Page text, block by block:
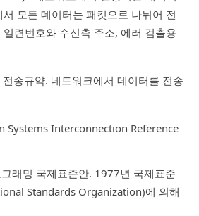
모든 데이터는 패킷으로 나뉘어 전
련번호와 수신측 주소, 에러 검출용
송규약. 네트워크에서 데이터를 전송
Systems Interconnection Reference
래밍 국제표준안. 1977년 국제표준
Standards Organization)에 의해